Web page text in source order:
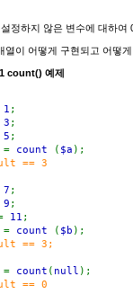
정하지 않은 변수에 대하여
열이 어떻게 구현되고 어떻
count() 예제
1 ;
3 ;
5 ;
= count ( $a );
== 3
7 ;
9 ;
11 ;
= count ( $b );
== 3;
= count ( null );
== 0